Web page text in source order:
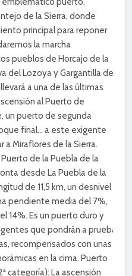
de la Sierra, donde
principal para reponer
la marcha
pueblos de Horcajo de la
del Lozoya y Gargantilla de
a una de las últimas
al Puerto de
un puerto de segunda
final… a este exigente
a Miraflores de la Sierra.
de la Puebla de la
desde La Puebla de la
de 11,5 km, un desnivel
pendiente media del 7%,
14%. Es un puerto duro y
que pondrán a prueba
recompensados con unas
en la cima. Puerto
categoría): La ascensión